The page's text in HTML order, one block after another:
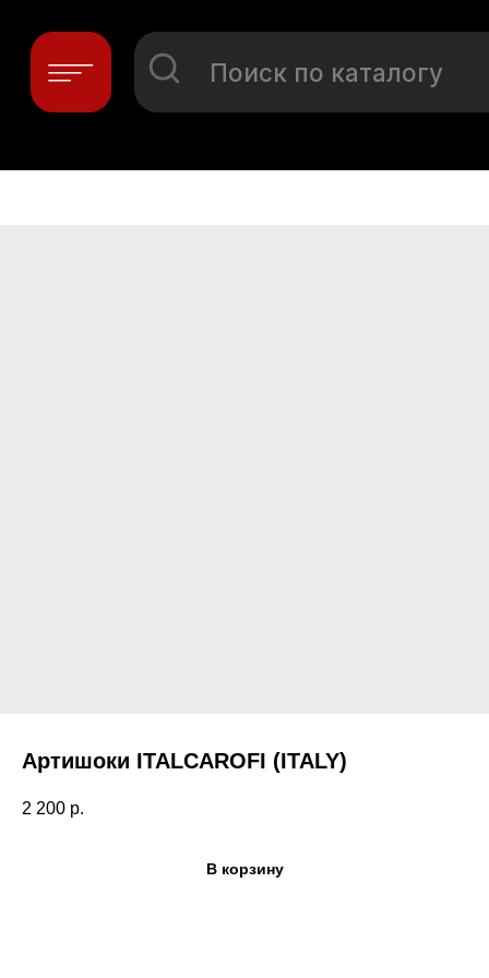
Поиск по каталогу
Артишоки ITALCAROFI (ITALY)
2 200 р.
В корзину
Поиск по каталогу